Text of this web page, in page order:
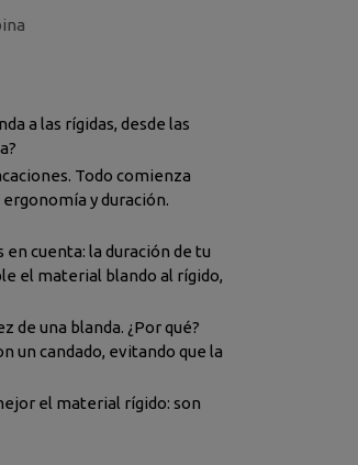
a las rígidas, desde las
Todo comienza
y duración.
cuenta: la duración de tu
el material blando al rígido,
de una blanda. ¿Por qué?
un candado, evitando que la
el material rígido: son